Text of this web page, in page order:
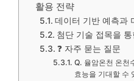
활용 전략
데이터 기반 예측과
첨단 기술 접목을
❓ 자주 묻는 질문
Q. 율암온천 온천
효능을 기대할 수